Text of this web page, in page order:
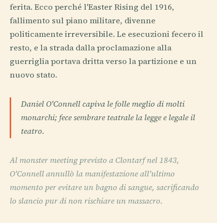
ferita. Ecco perché l'Easter Rising del 1916,
fallimento sul piano militare, divenne
politicamente irreversibile. Le esecuzioni fecero il
resto, e la strada dalla proclamazione alla
guerriglia portava dritta verso la partizione e un
nuovo stato.
Daniel O'Connell capiva le folle meglio di molti
monarchi; fece sembrare teatrale la legge e legale il
teatro.
Al monster meeting previsto a Clontarf nel 1843,
O'Connell annullò la manifestazione all'ultimo
momento per evitare un bagno di sangue, sacrificando
lo slancio pur di non rischiare un massacro.